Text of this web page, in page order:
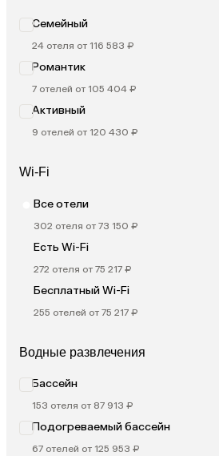
Семейный
24 отеля от 116 583 ₽
Романтик
7 отелей от 105 404 ₽
Активный
9 отелей от 120 430 ₽
Wi-Fi
Все отели
302 отеля от 73 150 ₽
Есть Wi-Fi
272 отеля от 75 217 ₽
Бесплатный Wi-Fi
255 отелей от 75 217 ₽
Водные развлечения
Бассейн
153 отеля от 87 913 ₽
Подогреваемый бассейн
67 отелей от 125 953 ₽